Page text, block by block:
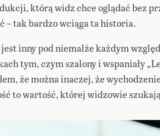
którą widz chce oglądać bez
– tak bardzo wciąga ta historia.
inny pod niemalże każdym
tym, czym szalony i wspaniały
że można inaczej, że
to wartość, której widzowie